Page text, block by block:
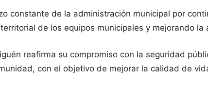
constante de la administración municipal por
de los equipos municipales y mejorando
reafirma su compromiso con la seguridad
con el objetivo de mejorar la calidad de